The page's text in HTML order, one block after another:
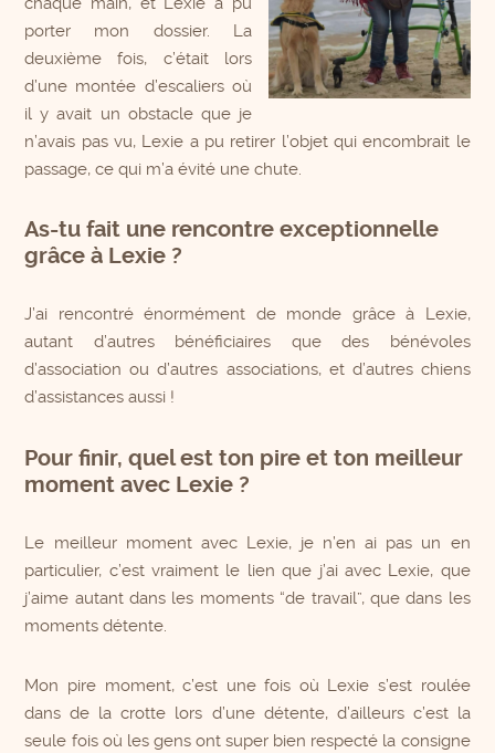
porter mon dossier. La
deuxième fois, c’était lors
d’une montée d’escaliers où
il y avait un obstacle que je
n’avais pas vu, Lexie a pu retirer l’objet qui encombrait le
passage, ce qui m’a évité une chute.
As-tu fait une rencontre exceptionnelle
grâce à Lexie ?
J’ai rencontré énormément de monde grâce à Lexie,
autant d’autres bénéficiaires que des bénévoles
d’association ou d’autres associations, et d’autres chiens
d’assistances aussi !
Pour finir, quel est ton pire et ton meilleur
moment avec Lexie ?
Le meilleur moment avec Lexie, je n’en ai pas un en
particulier, c’est vraiment le lien que j’ai avec Lexie, que
j’aime autant dans les moments “de travail”, que dans les
moments détente.
Mon pire moment, c’est une fois où Lexie s’est roulée
dans de la crotte lors d’une détente, d’ailleurs c’est la
seule fois où les gens ont super bien respecté la consigne